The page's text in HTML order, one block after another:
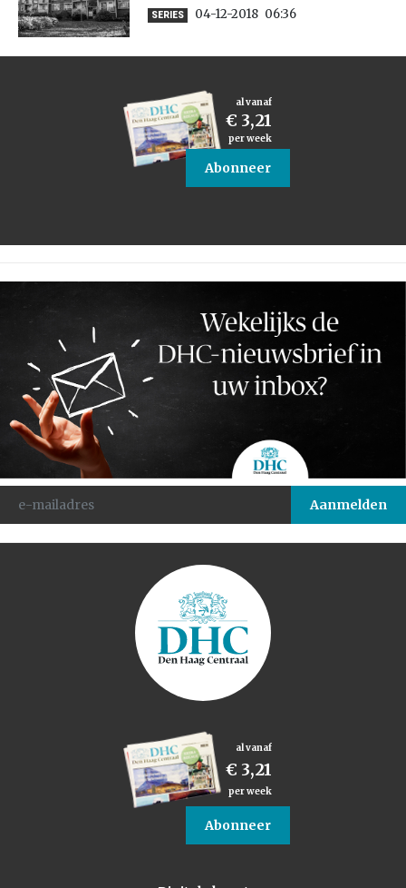
SERIES 04-12-2018 06:36
al vanaf
€ 3,21
per week
Abonneer
al vanaf
€ 3,21
per week
Abonneer